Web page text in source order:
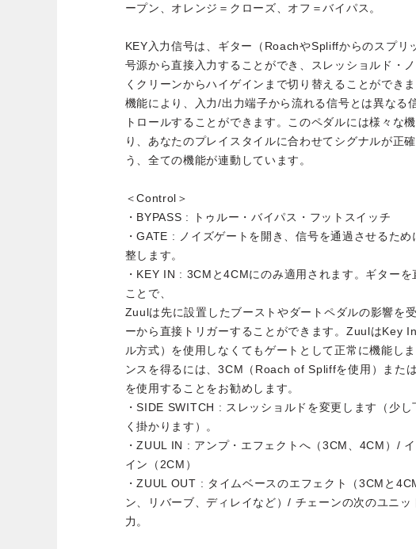
ープン、オレンジ＝クローズ、オフ＝バイパス。
KEY入力信号は、ギター（RoachやSpliffからのスプリ
号源から直接入力することができ、スレッショルド・
くクリーンからハイゲインまで切り替えることができ
機能により、入力/出力端子から流れる信号とは異なる
トロールすることができます。このペダルには様々な
り、あなたのプレイスタイルに合わせてシグナルが正
う、全ての機能が連動しています。
＜Control＞
・BYPASS : トゥルー・バイパス・フットスイッチ
・GATE : ノイズゲートを開き、信号を通過させるた
整します。
・KEY IN : 3CMと4CMにのみ適用されます。ギターを
ことで、
Zuulは先に設置したブーストやダートペダルの影響を
ーから直接トリガーすることができます。ZuulはKey
ル方式）を使用しなくてもゲートとして正常に機能し
ンスを得るには、3CM（Roach of Spliffを使用）また
を使用することをお勧めします。
・SIDE SWITCH : スレッショルドを変更します（少
く掛かります）。
・ZUUL IN : アンプ・エフェクトへ（3CM、4CM）/
イン（2CM）
・ZUUL OUT : タイムベースのエフェクト（3CMと
ン、リバーブ、ディレイなど）/ チェーンの次のユニッ
力。